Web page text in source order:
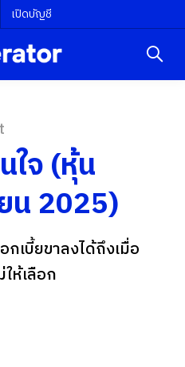
เปิดบัญชี
ใจ (หุ้น
น 2025)
เบี้ยขาลงได้ถึงเมื่อ
ห้เลือก